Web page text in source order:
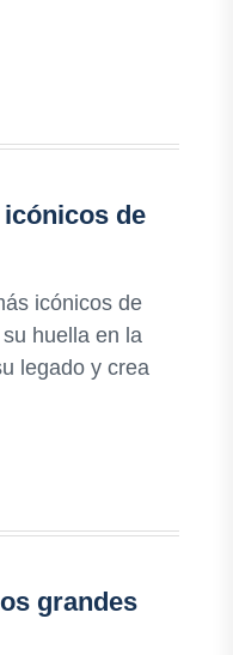
de
icónicos de
huella en la
legado y crea
grandes